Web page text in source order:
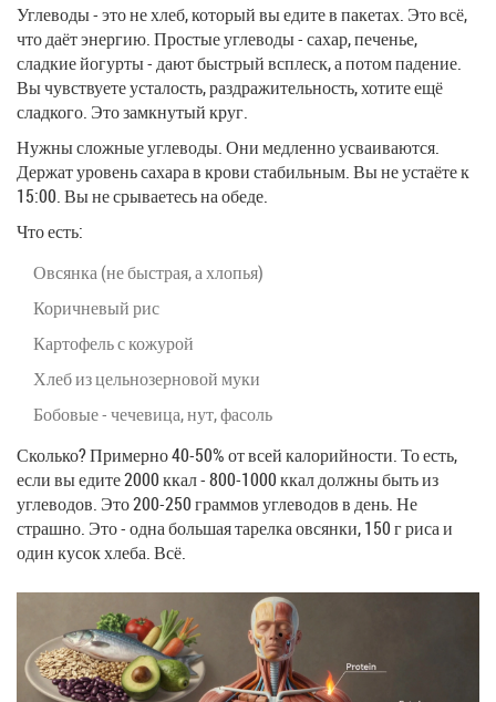
Углеводы - это не хлеб, который вы едите в пакетах. Это всё,
что даёт энергию. Простые углеводы - сахар, печенье,
сладкие йогурты - дают быстрый всплеск, а потом падение.
Вы чувствуете усталость, раздражительность, хотите ещё
сладкого. Это замкнутый круг.
Нужны сложные углеводы. Они медленно усваиваются.
Держат уровень сахара в крови стабильным. Вы не устаёте к
15:00. Вы не срываетесь на обеде.
Что есть:
Овсянка (не быстрая, а хлопья)
Коричневый рис
Картофель с кожурой
Хлеб из цельнозерновой муки
Бобовые - чечевица, нут, фасоль
Сколько? Примерно 40-50% от всей калорийности. То есть,
если вы едите 2000 ккал - 800-1000 ккал должны быть из
углеводов. Это 200-250 граммов углеводов в день. Не
страшно. Это - одна большая тарелка овсянки, 150 г риса и
один кусок хлеба. Всё.